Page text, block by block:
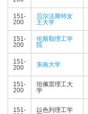
151-
200
贝尔法斯特女
王大学
151-
200
伦斯勒理工学
院
151-
200
东南大学
151-
200
坦佩雷理工大
学
151-
以色列理工学